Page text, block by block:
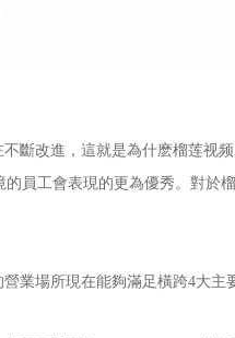
改進，這就是為什麽榴莲视
的員工會表現的更為優秀。對
營業場所現在能夠滿足橫跨4大主